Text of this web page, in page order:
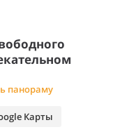
панораму
Карты